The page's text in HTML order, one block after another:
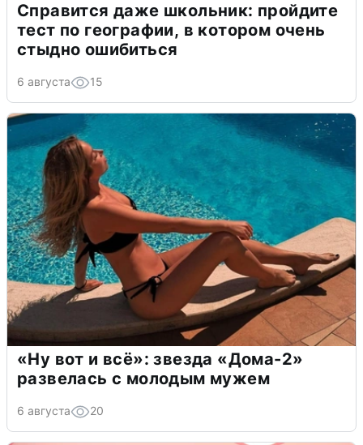
Справится даже школьник: пройдите
тест по географии, в котором очень
стыдно ошибиться
6 августа 15
«Ну вот и всё»: звезда «Дома-2»
развелась с молодым мужем
6 августа 20